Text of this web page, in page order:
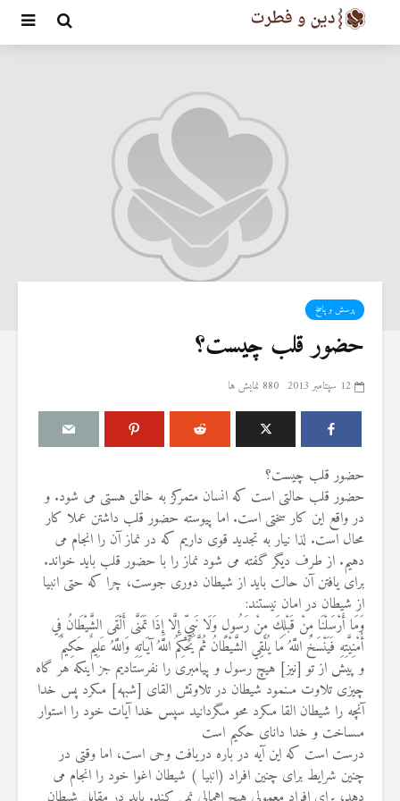
پرسش و پاسخ
حضور قلب چیست؟
12 سپتامبر 2013 880 نمایش ها
حضور قلب چیست؟
حضور قلب حالتی است که انسان متمرکز به خالق هستی می شود. و
در واقع این کار سختی است. اما پیوسته حضور قلب داشتن عملا کار
محال است. لذا نیار به تجدید قوی داریم که در نماز آن را انجام می
دهیم. از طرف دیگر گفته می شود نماز را با حضور قلب باید خواند.
برای یافتن آن حالت باید از شیطان دوری جوست، چرا که حتی انبیا
از شیطان در امان نیستند:
وَمَا أَرْسَلْنَا مِنْ قَبْلِكَ مِنْ رَسُولٍ وَلَا نَبِيٍّ إِلَّا إِذَا تَمَنَّى أَلْقَى الشَّيْطَانُ فِي
أُمْنِيَّتِهِ فَيَنْسَخُ اللَّهُ مَا يُلْقِي الشَّيْطَانُ ثُمَّ يُحْكِمُ اللَّهُ آيَاتِهِ وَاللَّهُ عَلِيمٌ حَكِيمٌ
و پيش از تو [نيز] هيچ رسول و پيامبرى را نفرستاديم جز اينكه هر گاه
چيزى تلاوت مى‏نمود شيطان در تلاوتش القاى [شبهه] مى‏كرد پس خدا
آنچه را شيطان القا مى‏كرد محو مى‏گردانيد سپس خدا آيات خود را استوار
مى‏ساخت و خدا داناى حكيم است
درست است که این آیه در باره دریافت وحی است، اما وقتی در
چنین شرایط برای چنین افراد (انبیا ) شیطان اغوا خود را انجام می
درباره سنگ زدن به
شیطان و دویدن مردان
میان صفا و مروه
20 جولای 2026
27 نمایش ها
شوهرم به سراغ زن دیگری
رفته، اما مرا طلاق
نمی‌دهد. چه باید کرد؟
19 جولای 2026
22 نمایش ها
آیا اگر مسلمانی فردی
غیرمسلمان را بکشد، حکم
قصاص درباره او اجرا
می‌شود؟
مقصود از
در آیه ۷۸ سوره واقعه
18 نمایش ها
آیا سوراخ
کشتن آن
آینده داشت؟
8 جولای 2026
15 نمایش ها